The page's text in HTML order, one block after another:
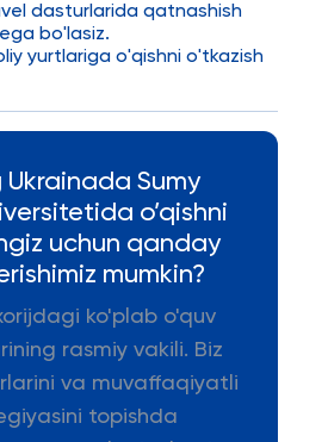
dasturlarida qatnashish
bo'lasiz.
yurtlariga o'qishni o'tkazish
Ukrainada Sumy
o’qishni
uchun qanday
mumkin?
ko'plab o'quv
rasmiy vakili. Biz
va muvaffaqiyatli
topishda